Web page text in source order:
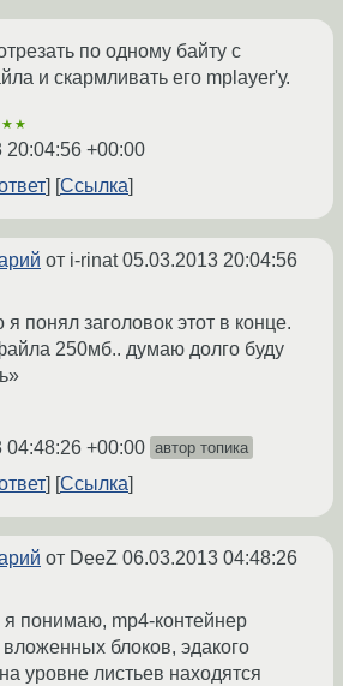
по одному байту с
и скармливать его mplayer'у.
20:04:56 +00:00
Ссылка
от i-rinat05.03.2013 20:04:56
я понял заголовок этот в конце.
250мб.. думаю долго буду
04:48:26 +00:00 автор топика
Ссылка
от DeeZ 06.03.2013 04:48:26
я понимаю, mp4-контейнер
вложенных блоков, эдакого
уровне листьев находятся